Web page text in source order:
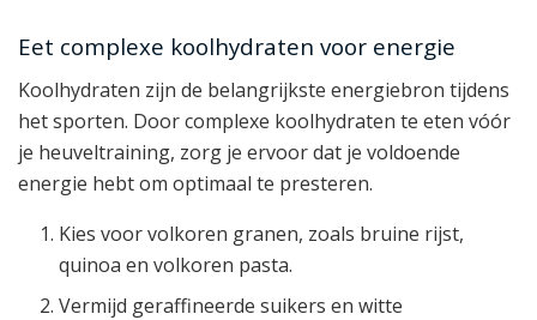
Eet complexe koolhydraten voor energie
Koolhydraten zijn de belangrijkste energiebron tijdens
het sporten. Door complexe koolhydraten te eten vóór
je heuveltraining, zorg je ervoor dat je voldoende
energie hebt om optimaal te presteren.
Kies voor volkoren granen, zoals bruine rijst,
quinoa en volkoren pasta.
Vermijd geraffineerde suikers en witte